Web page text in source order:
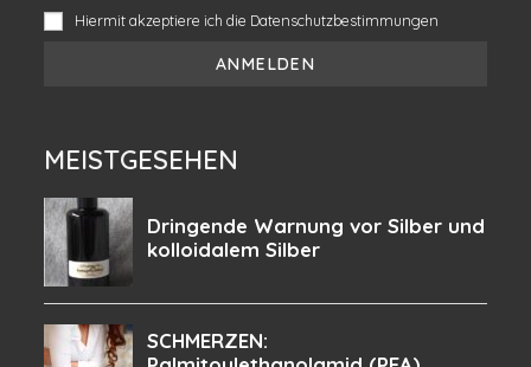
Hiermit akzeptiere ich die Datenschutzbestimmungen
MEISTGESEHEN